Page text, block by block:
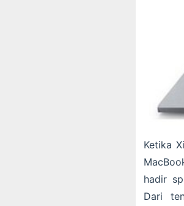
Ketika
hadir
Dari